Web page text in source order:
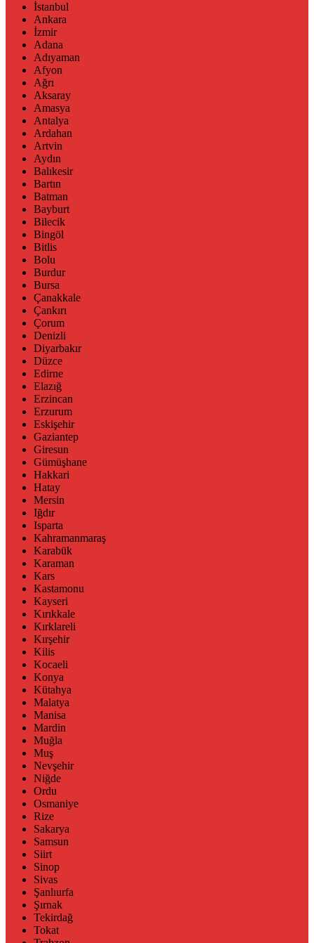
İstanbul
Ankara
İzmir
Adana
Adıyaman
Afyon
Ağrı
Aksaray
Amasya
Antalya
Ardahan
Artvin
Aydın
Balıkesir
Bartın
Batman
Bayburt
Bilecik
Bingöl
Bitlis
Bolu
Burdur
Bursa
Çanakkale
Çankırı
Çorum
Denizli
Diyarbakır
Düzce
Edirne
Elazığ
Erzincan
Erzurum
Eskişehir
Gaziantep
Giresun
Gümüşhane
Hakkari
Hatay
Mersin
Iğdır
Isparta
Kahramanmaraş
Karabük
Karaman
Kars
Kastamonu
Kayseri
Kırıkkale
Kırklareli
Kırşehir
Kilis
Kocaeli
Konya
Kütahya
Malatya
Manisa
Mardin
Muğla
Muş
Nevşehir
Niğde
Ordu
Osmaniye
Rize
Sakarya
Samsun
Siirt
Sinop
Sivas
Şanlıurfa
Şırnak
Tekirdağ
Tokat